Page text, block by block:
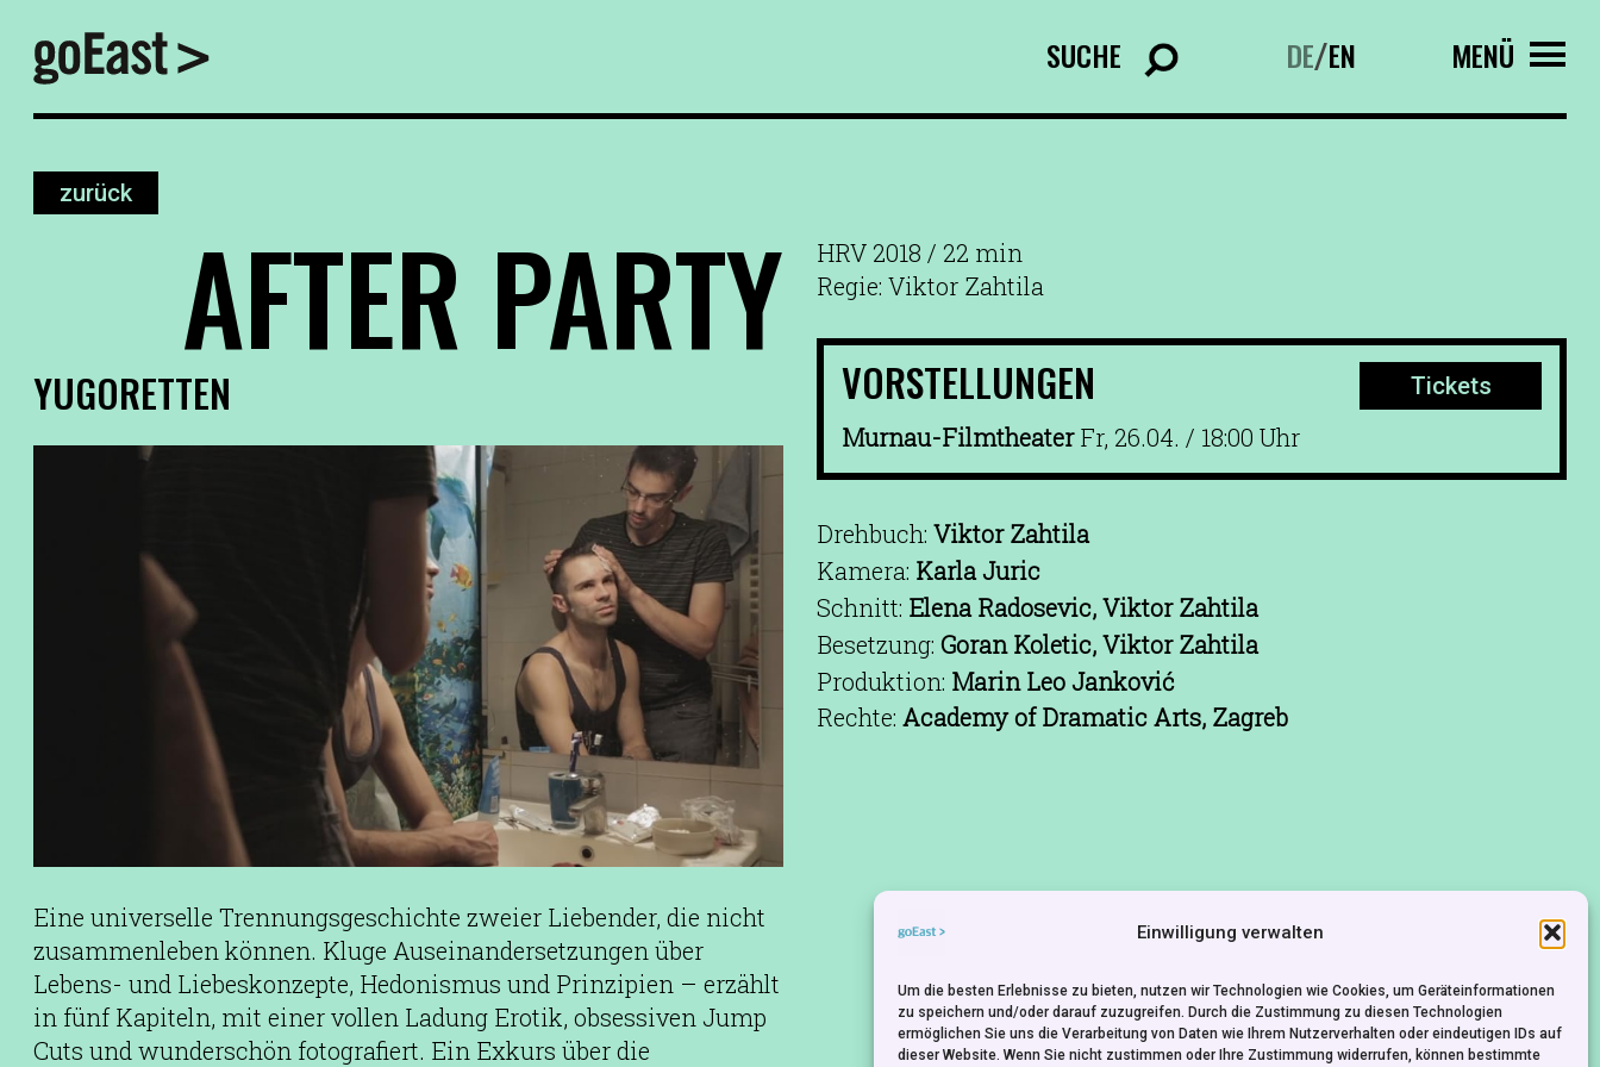
Einwilligung verwalten
Um die besten Erlebnisse zu bieten, nutzen wir Technologien wie Cookies, um Geräteinformationen
zu speichern und/oder darauf zuzugreifen. Durch die Zustimmung zu diesen Technologien
ermöglichen Sie uns die Verarbeitung von Daten wie Ihrem Nutzerverhalten oder eindeutigen IDs auf
dieser Website. Wenn Sie nicht zustimmen oder Ihre Zustimmung widerrufen, können bestimmte
SUCHE DE/EN MENÜ
zurück
AFTER PARTY
YUGORETTEN
Eine universelle Trennungsgeschichte zweier Liebender, die nicht
zusammenleben können. Kluge Auseinandersetzungen über
Lebens- und Liebeskonzepte, Hedonismus und Prinzipien – erzählt
in fünf Kapiteln, mit einer vollen Ladung Erotik, obsessiven Jump
Cuts und wunderschön fotografiert. Ein Exkurs über die
HRV 2018 / 22 min
Regie: Viktor Zahtila
VORSTELLUNGEN
Murnau-FilmtheaterFr, 26.04. / 18:00 Uhr
Tickets
Drehbuch: Viktor Zahtila
Kamera: Karla Juric
Schnitt: Elena Radosevic, Viktor Zahtila
Besetzung: Goran Koletic, Viktor Zahtila
Produktion: Marin Leo Janković
Rechte: Academy of Dramatic Arts, Zagreb